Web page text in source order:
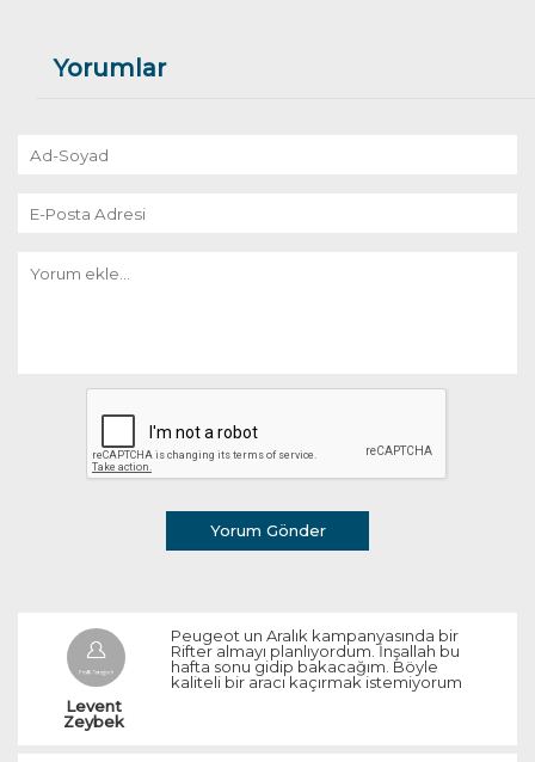
Yorumlar
Yorum Gönder
Levent
Zeybek
Peugeot un Aralık kampanyasında bir
Rifter almayı planlıyordum. İnşallah bu
hafta sonu gidip bakacağım. Böyle
kaliteli bir aracı kaçırmak istemiyorum